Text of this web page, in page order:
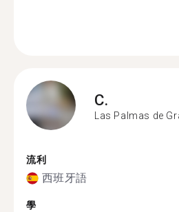
C.
Las Palmas de
流利
西班牙語
學